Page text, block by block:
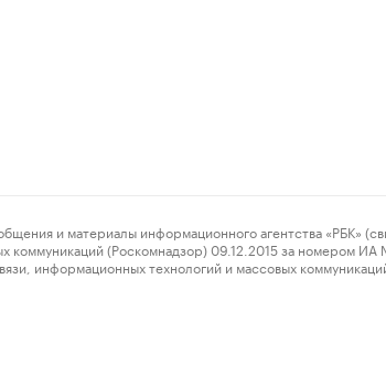
материалы информационного агентства «РБК»
(Роскомнадзор) 09.12.2015 за номером
информационных технологий и массовых